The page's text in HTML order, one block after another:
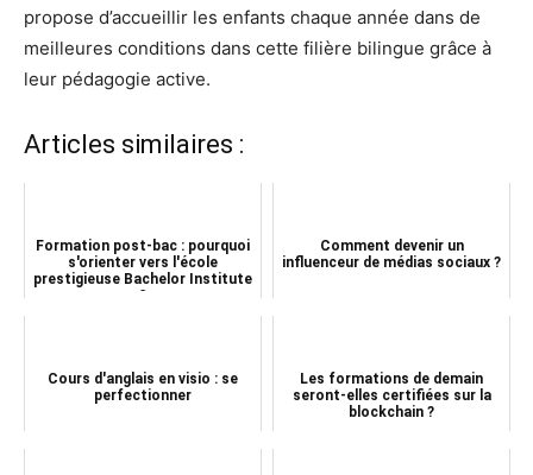
propose d’accueillir les enfants chaque année dans de
meilleures conditions dans cette filière bilingue grâce à
leur pédagogie active.
Articles similaires :
Formation post-bac : pourquoi
s'orienter vers l'école
prestigieuse Bachelor Institute
?
Comment devenir un
influenceur de médias sociaux ?
Cours d'anglais en visio : se
perfectionner
Les formations de demain
seront-elles certifiées sur la
blockchain ?